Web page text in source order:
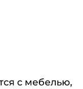
с мебелью,